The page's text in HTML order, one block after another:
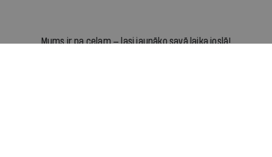
Mums ir pa ceļam — lasi jaunāko savā laika joslā!